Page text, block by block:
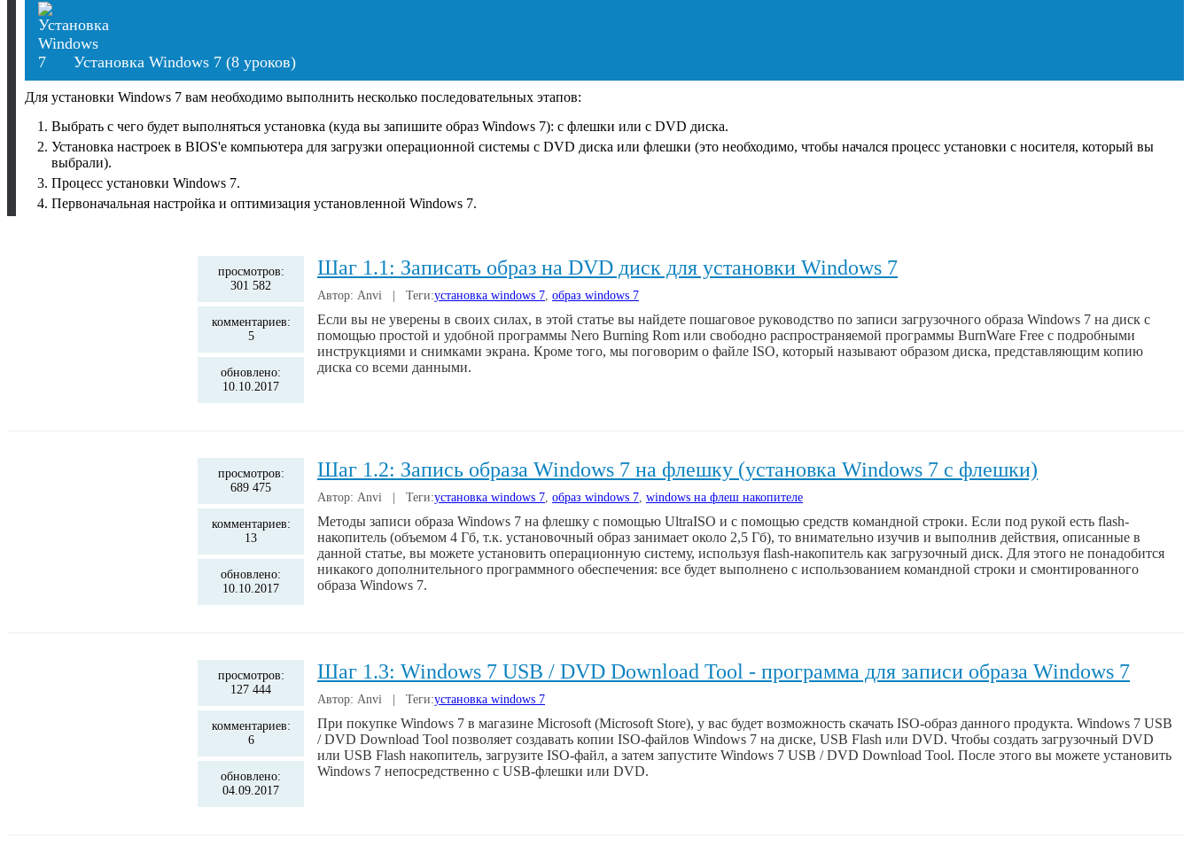
Установка Windows 7 (8 уроков)
Для установки Windows 7 вам необходимо выполнить несколько последовательных этапов:
Выбрать с чего будет выполняться установка (куда вы запишите образ Windows 7): с флешки или с DVD диска.
Установка настроек в BIOS'е компьютера для загрузки операционной системы с DVD диска или флешки (это необходимо, чтобы начался процесс установки с носителя, который вы
выбрали).
Процесс установки Windows 7.
Первоначальная настройка и оптимизация установленной Windows 7.
просмотров:
301 582
комментариев:
5
обновлено:
10.10.2017
Шаг 1.1: Записать образ на DVD диск для установки Windows 7
Автор: Anvi | Теги:установка windows 7, образ windows 7
Если вы не уверены в своих силах, в этой статье вы найдете пошаговое руководство по записи загрузочного образа Windows 7 на диск с
помощью простой и удобной программы Nero Burning Rom или свободно распространяемой программы BurnWare Free с подробными
инструкциями и снимками экрана. Кроме того, мы поговорим о файле ISO, который называют образом диска, представляющим копию
диска со всеми данными.
просмотров:
689 475
комментариев:
13
обновлено:
10.10.2017
Шаг 1.2: Запись образа Windows 7 на флешку (установка Windows 7 с флешки)
Автор: Anvi | Теги:установка windows 7, образ windows 7, windows на флеш накопителе
Методы записи образа Windows 7 на флешку с помощью UltraISO и с помощью средств командной строки. Если под рукой есть flash-
накопитель (объемом 4 Гб, т.к. установочный образ занимает около 2,5 Гб), то внимательно изучив и выполнив действия, описанные в
данной статье, вы можете установить операционную систему, используя flash-накопитель как загрузочный диск. Для этого не понадобится
никакого дополнительного программного обеспечения: все будет выполнено с использованием командной строки и смонтированного
образа Windows 7.
просмотров:
127 444
комментариев:
6
обновлено:
04.09.2017
Шаг 1.3: Windows 7 USB / DVD Download Tool - программа для записи образа Windows 7
Автор: Anvi | Теги:установка windows 7
При покупке Windows 7 в магазине Microsoft (Microsoft Store), у вас будет возможность скачать ISO-образ данного продукта. Windows 7 USB
/ DVD Download Tool позволяет создавать копии ISO-файлов Windows 7 на диске, USB Flash или DVD. Чтобы создать загрузочный DVD
или USB Flash накопитель, загрузите ISO-файл, а затем запустите Windows 7 USB / DVD Download Tool. После этого вы можете установить
Windows 7 непосредственно с USB-флешки или DVD.